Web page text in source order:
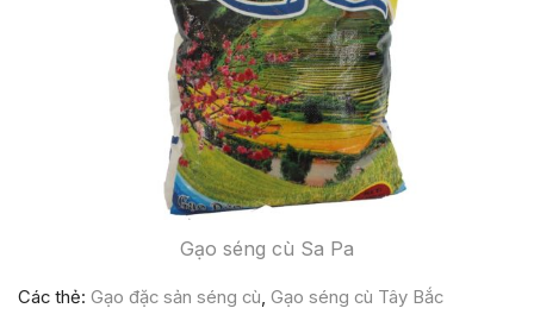
Gạo séng cù Sa Pa
Các thẻ: Gạo đặc sản séng cù, Gạo séng cù Tây Bắc